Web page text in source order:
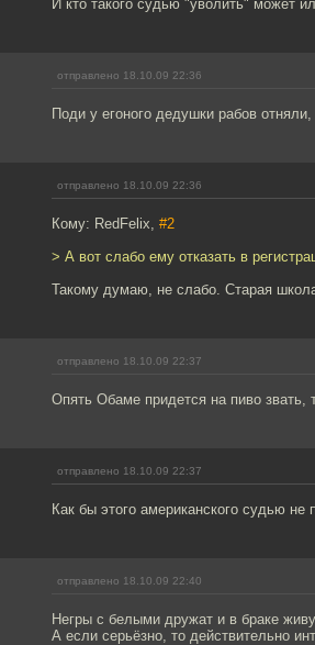
И кто такого судью "уволить" может
отправлено 18.10.09 22:36
Поди у егоного дедушки рабов
отправлено 18.10.09 22:36
Кому: RedFelix, #2
> А вот слабо ему отказать в
Такому думаю, не слабо. Старая
отправлено 18.10.09 22:37
Опять Обаме придется на пиво звать,
отправлено 18.10.09 22:37
Как бы этого американского судью
отправлено 18.10.09 22:40
Негры с белыми дружат и в браке
А если серьёзно, то действительно